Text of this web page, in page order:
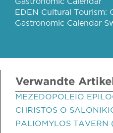
EDEN Cultural Tourism:
Gastronomic Calendar
Verwandte
MEZEDOPOLEIO
CHRISTOS O
PALIOMYLOS